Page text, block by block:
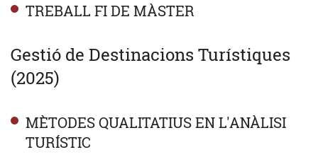
TREBALL FI DE MÀSTER
Gestió de Destinacions Turístiques
(2025)
MÈTODES QUALITATIUS EN L'ANÀLISI
TURÍSTIC